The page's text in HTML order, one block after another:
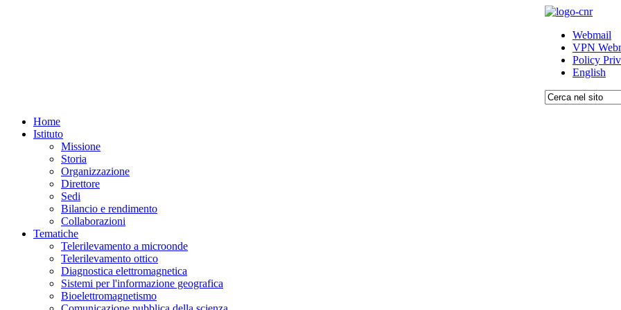
Webmail
VPN
Policy
English
Home
Istituto
Missione
Storia
Organizzazione
Direttore
Sedi
Bilancio e rendimento
Collaborazioni
Tematiche
Telerilevamento a microonde
Telerilevamento ottico
Diagnostica elettromagnetica
Sistemi per l'informazione geografica
Bioelettromagnetismo